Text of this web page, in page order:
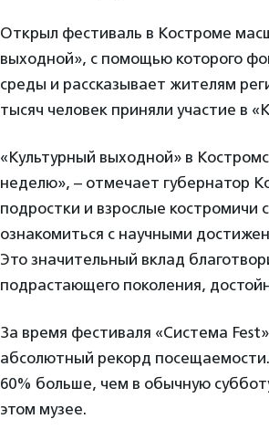
Открыл фестиваль в Костроме
выходной», с помощью которого
среды и рассказывает жителям
тысяч человек приняли участие в
«Культурный выходной» в
неделю», – отмечает губернатор
подростки и взрослые костромичи
ознакомиться с научными
Это значительный вклад
подрастающего поколения,
За время фестиваля «Система
абсолютный рекорд
60% больше, чем в обычную
этом музее.